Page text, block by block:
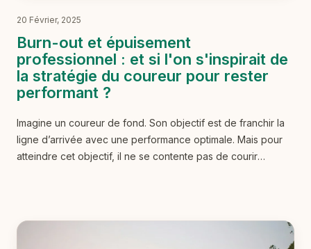
20 Février, 2025
Burn-out et épuisement
professionnel : et si l'on s'inspirait de
la stratégie du coureur pour rester
performant ?
Imagine un coureur de fond. Son objectif est de franchir la
ligne d’arrivée avec une performance optimale. Mais pour
atteindre cet objectif, il ne se contente pas de courir
ces pauses, ses chevilles, ses talons et ses muscles finiront